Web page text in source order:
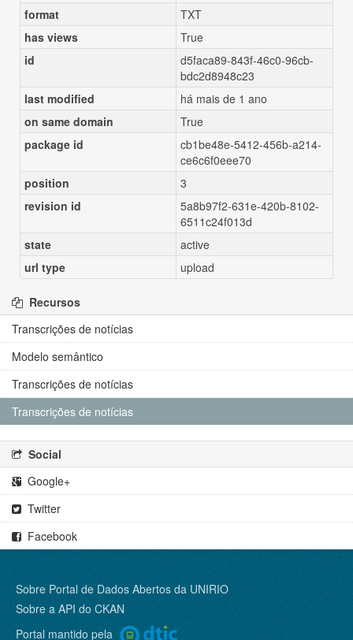
format
TXT
has views
True
id
d5faca89-843f-46c0-96cb-
bdc2d8948c23
last modified
há mais de 1 ano
on same domain
True
package id
cb1be48e-5412-456b-a214-
ce6c6f0eee70
position
3
revision id
5a8b97f2-631e-420b-8102-
6511c24f013d
state
active
url type
upload
Recursos
Transcrições de notícias
Modelo semântico
Transcrições de notícias
Transcrições de notícias
Social
Google+
Twitter
Facebook
Sobre Portal de Dados Abertos da UNIRIO
Sobre a API do CKAN
Portal mantido pela